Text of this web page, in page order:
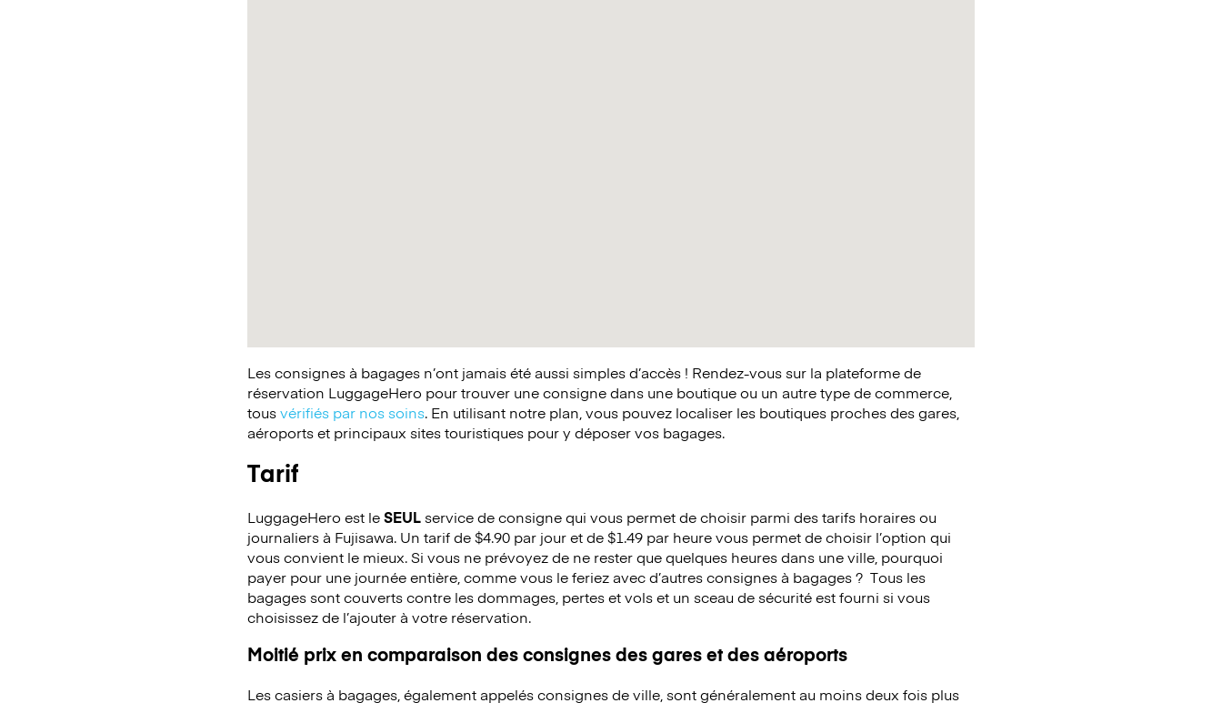
Les consignes à bagages n’ont jamais été aussi simples d’accès ! Rendez-vous sur la plateforme de
réservation LuggageHero pour trouver une consigne dans une boutique ou un autre type de commerce,
tousvérifiés par nos soins. En utilisant notre plan, vous pouvez localiser les boutiques proches des gares,
aéroports et principaux sites touristiques pour y déposer vos bagages.
Tarif
LuggageHero est leSEULservice de consigne qui vous permet de choisir parmi des tarifs horaires ou
journaliers à Fujisawa. Un tarif de $4.90 par jour et de $1.49 par heure vous permet de choisir l’option qui
vous convient le mieux. Si vous ne prévoyez de ne rester que quelques heures dans une ville, pourquoi
payer pour une journée entière, comme vous le feriez avec d’autres consignes à bagages ? Tous les
bagages sont couverts contre les dommages, pertes et vols et un sceau de sécurité est fourni si vous
choisissez de l’ajouter à votre réservation.
Moitié prix en comparaison des consignes des gares et des aéroports
Les casiers à bagages, également appelés consignes de ville, sont généralement au moins deux fois plus